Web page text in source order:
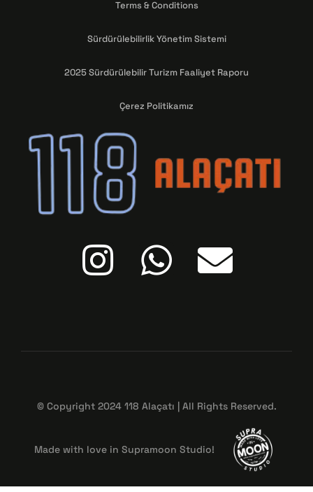
Terms & Conditions
Sürdürülebilirlik Yönetim Sistemi
2025 Sürdürülebilir Turizm Faaliyet Raporu
Çerez Politikamız
© Copyright 2024 118 Alaçatı | All Rights Reserved.
Made with love in Supramoon Studio!